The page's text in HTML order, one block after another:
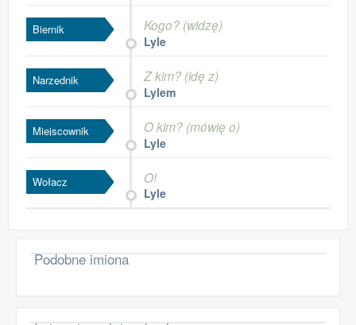
Biernik Kogo? (widzę)
Lyle
Narzędnik Z kim? (idę z)
Lylem
Miejscownik O kim? (mówię o)
Lyle
Wołacz O!
Lyle
Podobne imiona